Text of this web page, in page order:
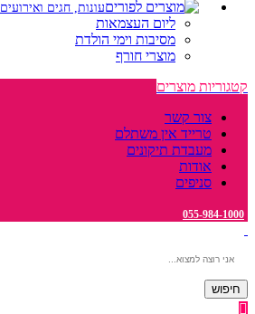
עונות, חגים ואירועים
ליום העצמאות
מסיבות וימי הולדת
מוצרי חורף
קטגוריות מוצרים
צור קשר
טרייד אין משתלם
מעבדת תיקונים
אודות
סניפים
055-984-1000
חיפוש